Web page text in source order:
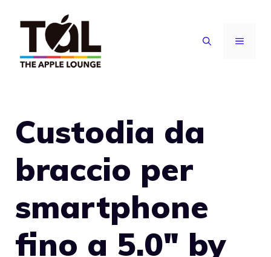
contenuto
MENU
Custodia da
braccio per
smartphone
fino a 5.0″ by